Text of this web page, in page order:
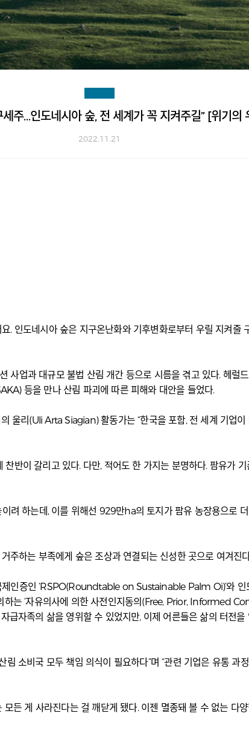
세주…인도네시아 숲, 전 세계가 꼭 지켜주길” [위기
2022.11.21
. 인도네시아 숲은 지구온난화와 기후변화로부터 우릴 지켜
사업과 대규모 불법 산림 개간 등으로 시름을 겪고 있다. 헤럴
등을 만나 산림 파괴에 따른 피해와 대안을 들었다.
울리(Uli Arta Siagian) 활동가는 “한국을 포함, 전 세계 기업
반이 갈리고 있다. 다만, 적어도 한 가지는 분명하다. 팜유가
하는데, 이를 위해선 929만ha의 토지가 팜유 농장용으로
하는 부족에게 숲은 조상과 연결되는 신성한 곳으로 여겨진
제인증인 ‘RSPO(Roundtable on Sustainable Palm Oi)’와
는 ‘자유의사에 의한 사전인지동의(Free, Prior, Informed
급자족의 삶을 영위할 수 있었지만, 이제 어른들은 삶의 터전
소비국 모두 책임 의식이 필요하다”며 “관련 기업은 유통
든 게 사라진다는 걸 깨닫게 됐다. 이젠 멸종돼 볼 수 없는 다